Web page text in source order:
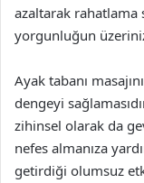
azaltarak rahatlama
yorgunluğun
Ayak tabanı
dengeyi
zihinsel olarak da
nefes almanıza
getirdiği olumsuz